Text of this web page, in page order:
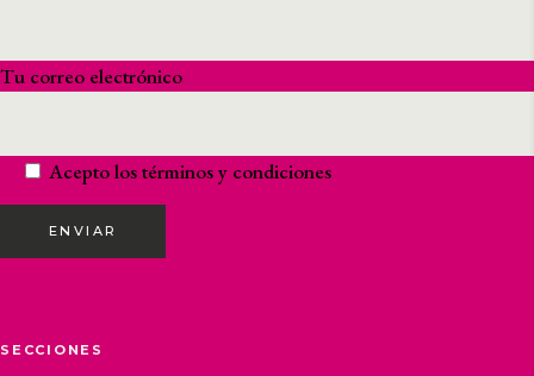
Tu correo electrónico
Acepto lostérminos y condiciones
ENVIAR
SECCIONES